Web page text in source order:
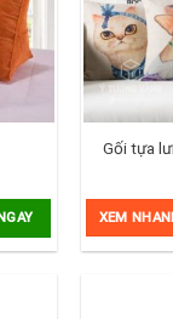
Gối tựa
XEM